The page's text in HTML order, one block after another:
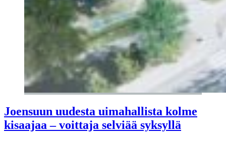
Joensuun uudesta uimahallista kolme
kisaajaa – voittaja selviää syksyllä